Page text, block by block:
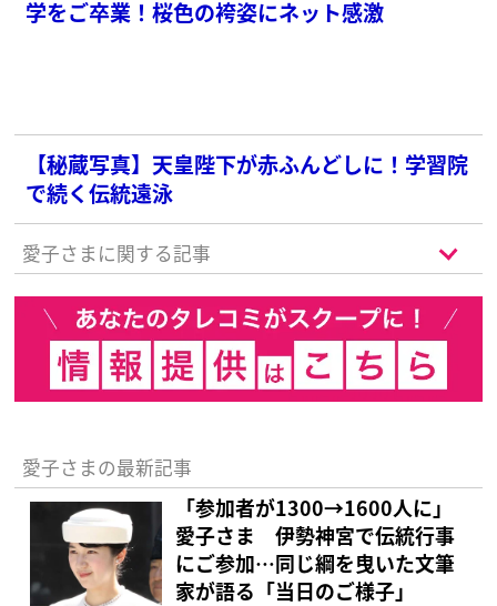
学をご卒業！桜色の袴姿にネット感激
【秘蔵写真】天皇陛下が赤ふんどしに！学習院
で続く伝統遠泳
愛子さまに関する記事
愛子さまの最新記事
「参加者が1300→1600人に」
愛子さま 伊勢神宮で伝統行事
にご参加…同じ綱を曳いた文筆
家が語る「当日のご様子」